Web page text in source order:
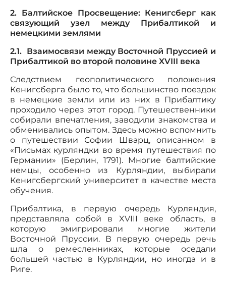
2. Балтийское Просвещение: Кенигсберг как
связующий узел между Прибалтикой и
немецкими землями
2.1. Взаимосвязи между Восточной Пруссией и
Прибалтикой во второй половине XVIII века
Следствием геополитического положения
Кенигсберга было то, что большинство поездок
в немецкие земли или из них в Прибалтику
проходило через этот город. Путешественники
собирали впечатления, заводили знакомства и
обменивались опытом. Здесь можно вспомнить
о путешествии Софии Шварц, описанном в
«Письмах курляндки во время путешествия по
Германии» (Берлин, 1791). Многие балтийские
немцы, особенно из Курляндии, выбирали
Кенигсбергский университет в качестве места
обучения.
Прибалтика, в первую очередь Курляндия,
представляла собой в XVIII веке область, в
которую эмигрировали многие жители
Восточной Пруссии. В первую очередь речь
шла о ремесленниках, которые оседали
большей частью в Курляндии, но иногда и в
Риге.